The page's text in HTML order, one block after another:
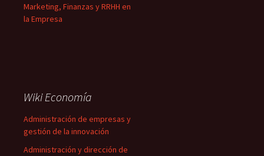
Marketing, Finanzas y RRHH en
la Empresa
Wiki Economía
Administración de empresas y
gestión de la innovación
Administración y dirección de